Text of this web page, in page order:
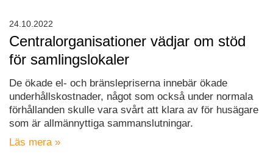
Centralorganisationer vädjar om stöd
för samlingslokaler
De ökade el- och bränslepriserna innebär ökade
underhållskostnader, något som också under normala
förhållanden skulle vara svårt att klara av för husägare
som är allmännyttiga sammanslutningar.
Läs mera »
24.10.2022